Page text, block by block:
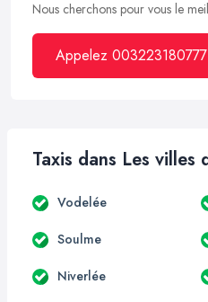
Nous cherchons pour vous le
Appelez 003223180777
Taxis dans Les villes
Vodelée
Soulme
Niverlée